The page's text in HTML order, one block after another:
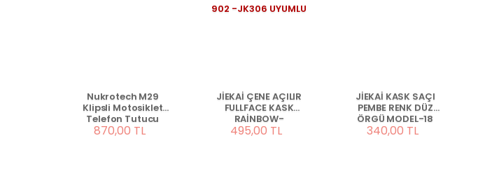
Nukrotech M29
Klipsli Motosiklet
Telefon Tutucu
870,00 TL
JİEKAİ ÇENE AÇILIR
FULLFACE KASK
RAİNBOW-
HOLOGRAMLI VİZÖR
495,00 TL
JİEKAİ KASK SAÇI
PEMBE RENK DÜZ
ÖRGÜ MODEL-18
340,00 TL